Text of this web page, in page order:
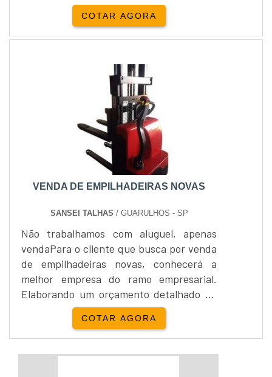
seus fundadores na prestação de serviço,
manutenção e comercialização de
equipamentos e peças para empilhadeiras
indispensáveis dentro das rotinas
industriais de alta performance , por esse
motivo precisam ser fabricadas a partir
COTAR AGORA
VENDA DE EMPILHADEIRAS NOVAS
SANSEI TALHAS / GUARULHOS - SP
Não trabalhamos com aluguel, apenas
vendaPara o cliente que busca por venda
de empilhadeiras novas, conhecerá a
melhor empresa do ramo empresarial.
Elaborando um orçamento detalhado na
empresa mais qualificada do mercado e
descobrindo a líder da área de
atuação.DETALHES SOBRE VENDA DE
EMPILHADEIRAS NOVASSe alguém
COTAR AGORA